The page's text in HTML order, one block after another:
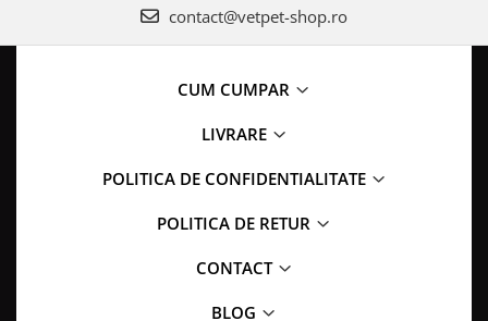
contact@vetpet-shop.ro
CUM CUMPAR
LIVRARE
POLITICA DE CONFIDENTIALITATE
POLITICA DE RETUR
CONTACT
BLOG